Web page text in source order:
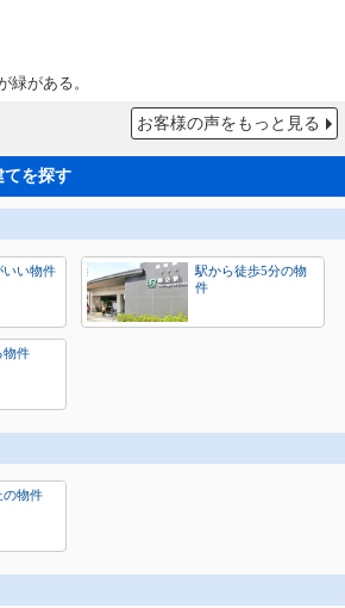
緑がある。
お客様の声をもっと見る
てを探す
いい物件
駅から徒歩5分の物
件
物件
の物件